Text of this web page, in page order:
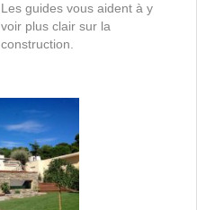
Les guides vous aident à y
voir plus clair sur la
construction.